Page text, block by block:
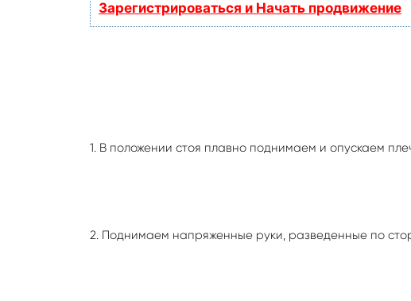
Зарегистрироваться и Начать продвижение
1. В положении стоя плавно поднимаем и опускаем
2. Поднимаем напряженные руки, разведенные по